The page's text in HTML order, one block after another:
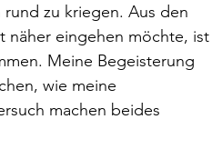
zu kriegen. Aus den
näher eingehen möchte, ist
Meine Begeisterung
wie meine
machen beides